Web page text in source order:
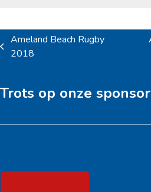
previous
Ameland Beach Rugby
2018
Trots op onze